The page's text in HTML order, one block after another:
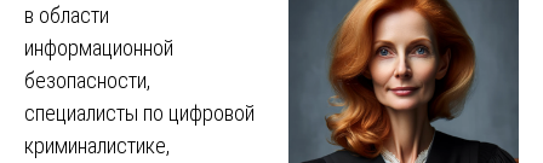
в области
информационной
безопасности,
специалисты по цифровой
криминалистике,